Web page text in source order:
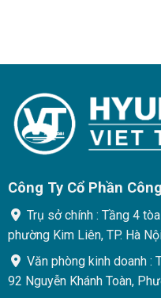
Công Ty Cổ Phần
Trụ sở chính : Tầng 4
phường Kim Liên, TP. Hà
Văn phòng kinh doanh :
92 Nguyễn Khánh Toàn,